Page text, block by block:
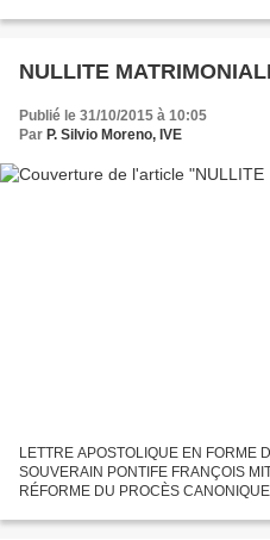
NULLITE
Publié le 31/10/2015 à 10:05
Par P. Silvio Moreno, IVE
LETTRE APOSTOLIQUE EN FORME
SOUVERAIN PONTIFE FRANÇOIS
RÉFORME DU PROCÈS
CANONIQUE Le Seigneur Jésus,